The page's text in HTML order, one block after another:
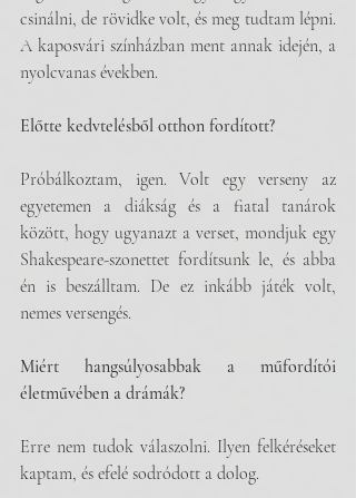
csinálni, de rövidke volt, és meg tudtam lépni.
A kaposvári színházban ment annak idején, a
nyolcvanas években.
Előtte kedvtelésből otthon fordított?
Próbálkoztam, igen. Volt egy verseny az
egyetemen a diákság és a fiatal tanárok
között, hogy ugyanazt a verset, mondjuk egy
Shakespeare-szonettet fordítsunk le, és abba
én is beszálltam. De ez inkább játék volt,
nemes versengés.
Miért hangsúlyosabbak a műfordítói
életművében a drámák?
Erre nem tudok válaszolni. Ilyen felkéréseket
kaptam, és efelé sodródott a dolog.